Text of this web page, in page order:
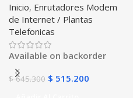
Libre Todo Operador 4G
LTE SIMCARD
Inicio, Enrutadores Modem
de Internet / Plantas
Telefonicas
Available on backorder
$645.300 $ 515.200